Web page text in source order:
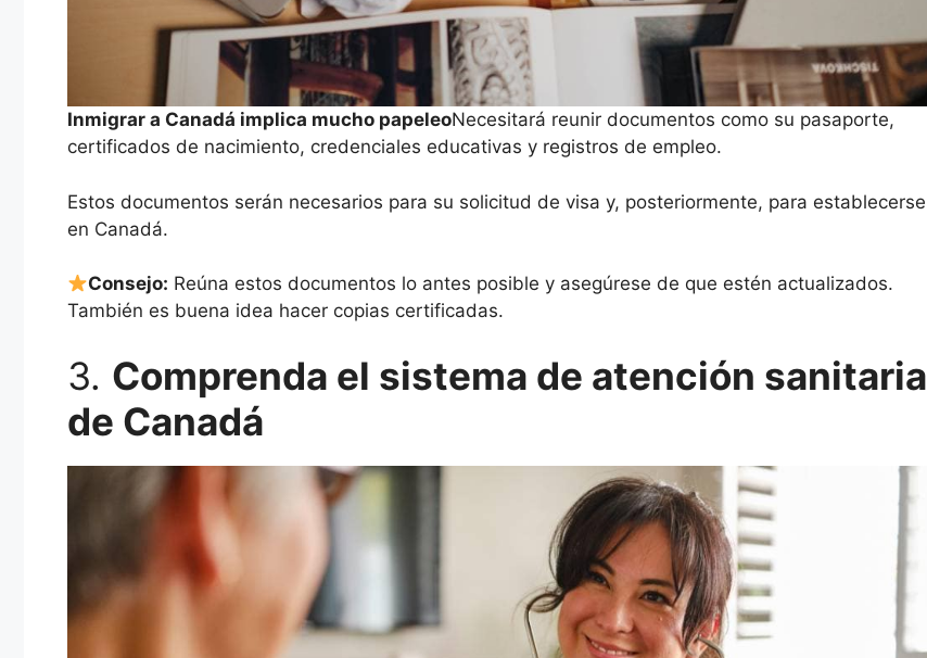
Inmigrar a Canadá implica mucho papeleoNecesitará reunir documentos como su pasaporte,
certificados de nacimiento, credenciales educativas y registros de empleo.
Estos documentos serán necesarios para su solicitud de visa y, posteriormente, para establecerse
en Canadá.
Consejo: Reúna estos documentos lo antes posible y asegúrese de que estén actualizados.
También es buena idea hacer copias certificadas.
3. Comprenda el sistema de atención sanitaria
de Canadá